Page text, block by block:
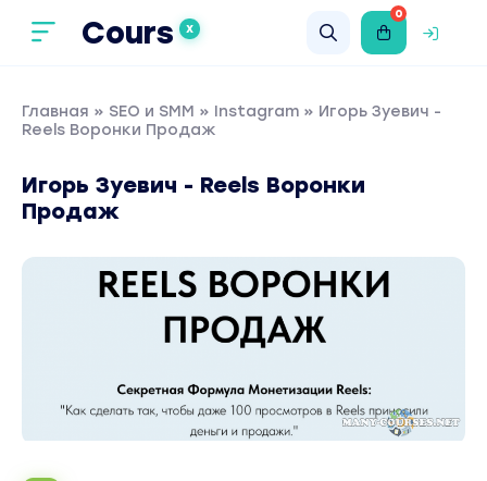
Cours X
0
Главная » SEO и SMM » Instagram » Игорь Зуевич -
Reels Воронки Продаж
Игорь Зуевич - Reels Воронки
Продаж